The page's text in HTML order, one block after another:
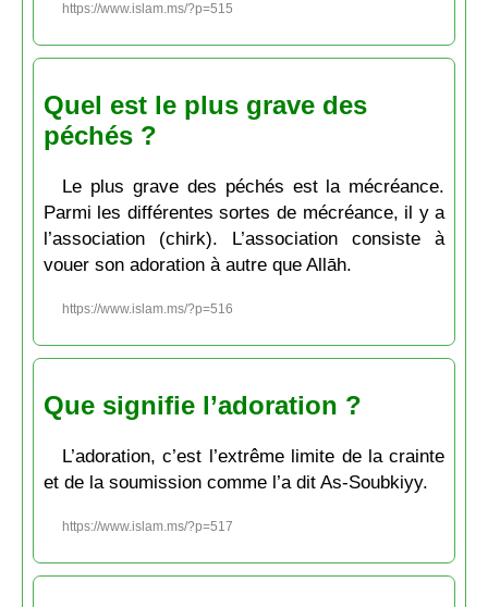
https://www.islam.ms/?p=515
Quel est le plus grave des
péchés ?
Le plus grave des péchés est la mécréance.
Parmi les différentes sortes de mécréance, il y a
l’association (chirk). L’association consiste à
vouer son adoration à autre que Allāh.
https://www.islam.ms/?p=516
Que signifie l’adoration ?
L’adoration, c’est l’extrême limite de la crainte
et de la soumission comme l’a dit As-Soubkiyy.
https://www.islam.ms/?p=517